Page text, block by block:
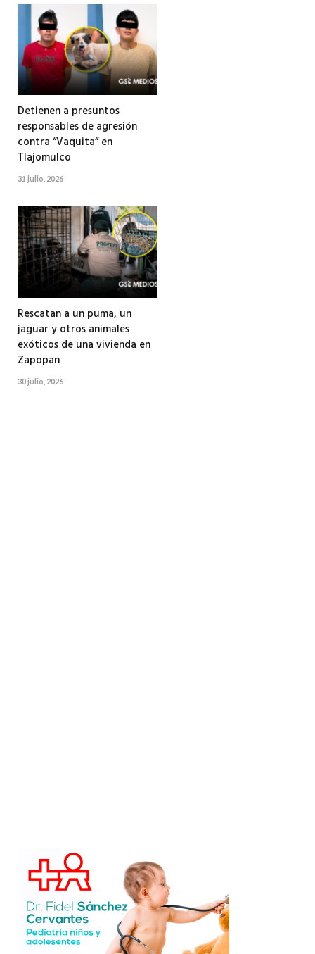
Detienen a presuntos
responsables de agresión
contra “Vaquita” en
Tlajomulco
31 julio, 2026
Rescatan a un puma, un
jaguar y otros animales
exóticos de una vivienda en
Zapopan
30 julio, 2026